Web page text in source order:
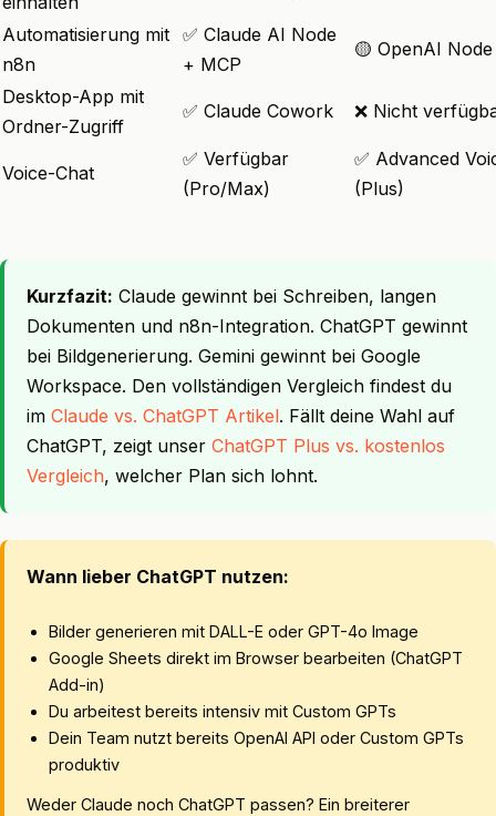
Automatisierung mit
n8n
✅ Claude AI Node
+ MCP
🟡 OpenAI Node
Desktop-App mit
Ordner-Zugriff
✅ Claude Cowork ❌ Nicht
Voice-Chat
✅ Verfügbar
(Pro/Max)
✅ Advanced
(Plus)
Kurzfazit: Claude gewinnt bei Schreiben, langen
Dokumenten und n8n-Integration. ChatGPT gewinnt
bei Bildgenerierung. Gemini gewinnt bei Google
Workspace. Den vollständigen Vergleich findest du
im Claude vs. ChatGPT Artikel. Fällt deine Wahl auf
ChatGPT, zeigt unser ChatGPT Plus vs. kostenlos
Vergleich, welcher Plan sich lohnt.
Wann lieber ChatGPT nutzen:
Bilder generieren mit DALL-E oder GPT-4o Image
Google Sheets direkt im Browser bearbeiten (ChatGPT
Add-in)
Du arbeitest bereits intensiv mit Custom GPTs
Dein Team nutzt bereits OpenAI API oder Custom GPTs
produktiv
Weder Claude noch ChatGPT passen? Ein breiterer